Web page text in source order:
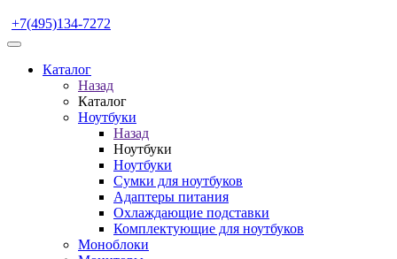
+7(495)134-7272
Каталог
Назад
Каталог
Ноутбуки
Назад
Ноутбуки
Ноутбуки
Сумки для ноутбуков
Адаптеры питания
Охлаждающие подставки
Комплектующие для ноутбуков
Моноблоки